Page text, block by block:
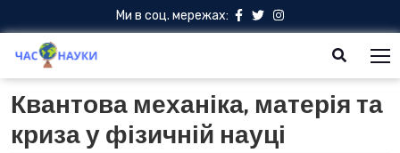
Ми в соц. мережах:
Квантова механіка, матерія та
криза у фізичній науці